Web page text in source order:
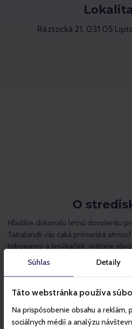
Súhlas Detaily
Táto webstránka používa
Na prispôsobenie obsahu a reklám,
sociálnych médií a analýzu
Lokalita
Ráztocká 21, 031 05
O
Hľadáte dokonalú letnú dovolenku
Tatralandii vás čaká prímorská
toboganov a šmýkačiek, vrátane
toboganmi, je zárukou adrenalínu a